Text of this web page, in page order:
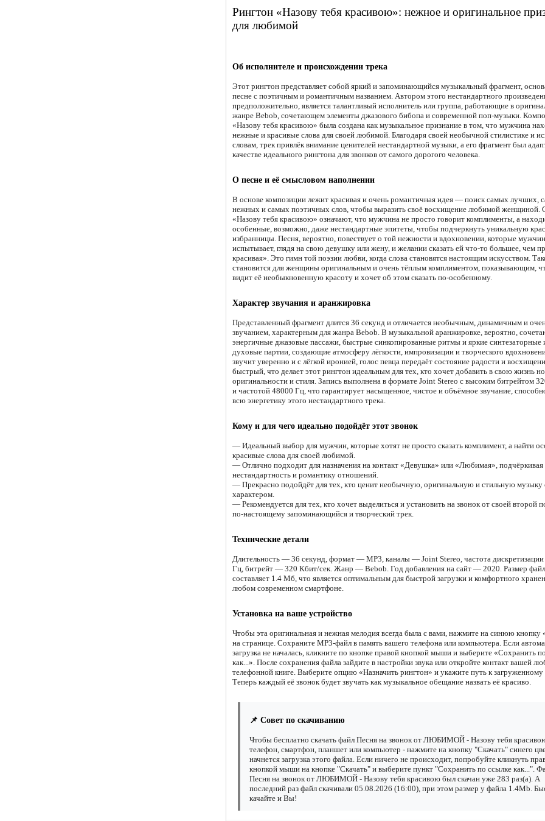
Рингтон «Назову тебя красивою»: нежное и оригинальное
для любимой
Об исполнителе и происхождении трека
Этот рингтон представляет собой яркий и запоминающийся музыкальный фрагмент,
песне с поэтичным и романтичным названием. Автором этого нестандартного
предположительно, является талантливый исполнитель или группа, работающие в
жанре Bebob, сочетающем элементы джазового бибопа и современной поп-музыки.
«Назову тебя красивою» была создана как музыкальное признание в том, что мужчина
нежные и красивые слова для своей любимой. Благодаря своей необычной стилистике и
словам, трек привлёк внимание ценителей нестандартной музыки, а его фрагмент был
качестве идеального рингтона для звонков от самого дорогого человека.
О песне и её смысловом наполнении
В основе композиции лежит красивая и очень романтичная идея — поиск самых лучших,
нежных и самых поэтичных слов, чтобы выразить своё восхищение любимой женщиной.
«Назову тебя красивою» означают, что мужчина не просто говорит комплименты, а
особенные, возможно, даже нестандартные эпитеты, чтобы подчеркнуть уникальную
избранницы. Песня, вероятно, повествует о той нежности и вдохновении, которые
испытывает, глядя на свою девушку или жену, и желании сказать ей что-то большее, чем
красивая». Это гимн той поэзии любви, когда слова становятся настоящим искусством.
становится для женщины оригинальным и очень тёплым комплиментом, показывающим,
видит её необыкновенную красоту и хочет об этом сказать по-особенному.
Характер звучания и аранжировка
Представленный фрагмент длится 36 секунд и отличается необычным, динамичным и
звучанием, характерным для жанра Bebob. В музыкальной аранжировке, вероятно,
энергичные джазовые пассажи, быстрые синкопированные ритмы и яркие синтезаторные
духовые партии, создающие атмосферу лёгкости, импровизации и творческого
звучит уверенно и с лёгкой иронией, голос певца передаёт состояние радости и
быстрый, что делает этот рингтон идеальным для тех, кто хочет добавить в свою жизнь
оригинальности и стиля. Запись выполнена в формате Joint Stereo с высоким битрейтом
и частотой 48000 Гц, что гарантирует насыщенное, чистое и объёмное звучание,
всю энергетику этого нестандартного трека.
Кому и для чего идеально подойдёт этот звонок
— Идеальный выбор для мужчин, которые хотят не просто сказать комплимент, а найти
красивые слова для своей любимой.
— Отлично подходит для назначения на контакт «Девушка» или «Любимая», подчёркивая
нестандартность и романтику отношений.
— Прекрасно подойдёт для тех, кто ценит необычную, оригинальную и стильную музыку
характером.
— Рекомендуется для тех, кто хочет выделиться и установить на звонок от своей второй
по-настоящему запоминающийся и творческий трек.
Технические детали
Длительность — 36 секунд, формат — MP3, каналы — Joint Stereo, частота
Гц, битрейт — 320 Кбит/сек. Жанр — Bebob. Год добавления на сайт — 2020. Размер
составляет 1.4 Мб, что является оптимальным для быстрой загрузки и комфортного
любом современном смартфоне.
Установка на ваше устройство
Чтобы эта оригинальная и нежная мелодия всегда была с вами, нажмите на синюю кнопку
на странице. Сохраните MP3-файл в память вашего телефона или компьютера. Если
загрузка не началась, кликните по кнопке правой кнопкой мыши и выберите «Сохранить
как...». После сохранения файла зайдите в настройки звука или откройте контакт вашей
телефонной книге. Выберите опцию «Назначить рингтон» и укажите путь к загруженному
Теперь каждый её звонок будет звучать как музыкальное обещание назвать её красиво.
📌 Совет по скачиванию
Чтобы бесплатно скачать файл Песня на звонок от ЛЮБИМОЙ - Назову тебя
телефон, смартфон, планшет или компьютер - нажмите на кнопку "Скачать" синего
начнется загрузка этого файла. Если ничего не происходит, попробуйте кликнуть
кнопкой мыши на кнопке "Скачать" и выберите пункт "Сохранить по ссылке как...".
Песня на звонок от ЛЮБИМОЙ - Назову тебя красивою был скачан уже 283 раз(а). А
последний раз файл скачивали 05.08.2026 (16:00), при этом размер у файла 1.4Mb.
качайте и Вы!